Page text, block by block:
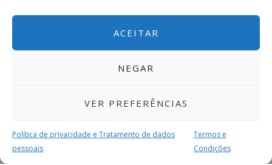
ACEITAR
NEGAR
VER PREFERÊNCIAS
Política de privacidade e Tratamento de dados
pessoais
Termos e
Condições